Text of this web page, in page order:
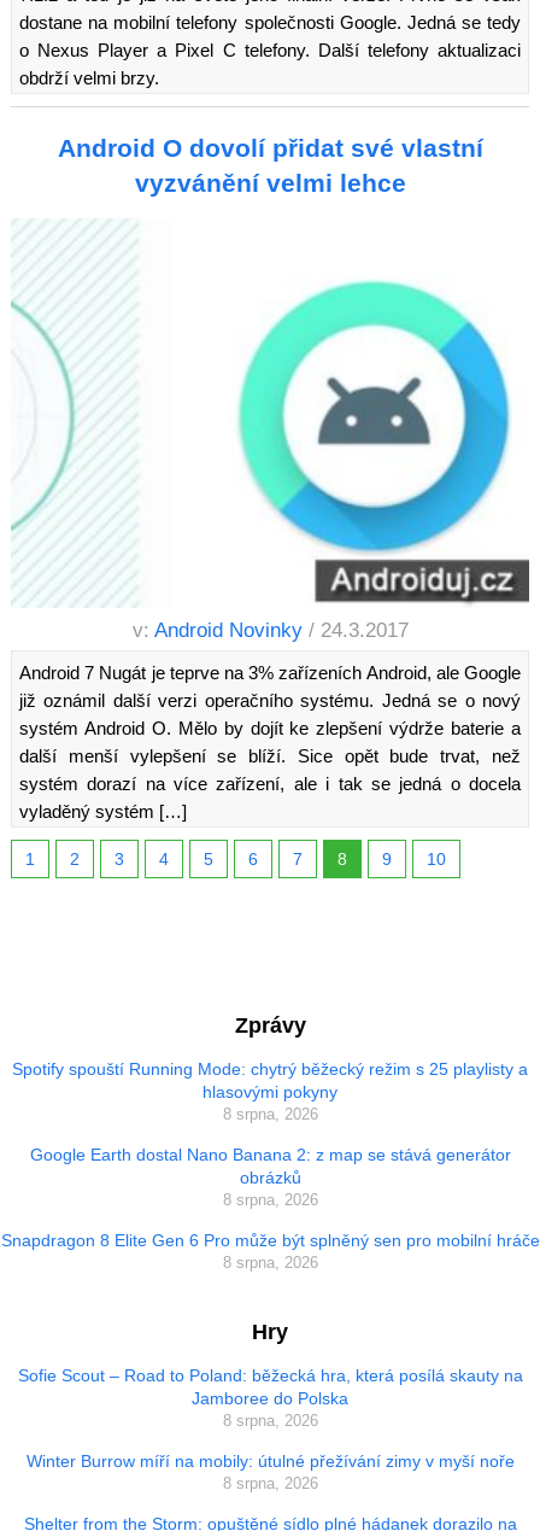
dostane na mobilní telefony společnosti Google. Jedná se tedy
o Nexus Player a Pixel C telefony. Další telefony aktualizaci
obdrží velmi brzy.
Android O dovolí přidat své vlastní
vyzvánění velmi lehce
v: Android Novinky / 24.3.2017
Android 7 Nugát je teprve na 3% zařízeních Android, ale Google
již oznámil další verzi operačního systému. Jedná se o nový
systém Android O. Mělo by dojít ke zlepšení výdrže baterie a
další menší vylepšení se blíží. Sice opět bude trvat, než
systém dorazí na více zařízení, ale i tak se jedná o docela
vyladěný systém […]
1 2 3 4 5 6 7 8 9 10
Zprávy
Spotify spouští Running Mode: chytrý běžecký režim s 25 playlisty a
hlasovými pokyny
8 srpna, 2026
Google Earth dostal Nano Banana 2: z map se stává generátor
obrázků
8 srpna, 2026
Snapdragon 8 Elite Gen 6 Pro může být splněný sen pro mobilní hráče
8 srpna, 2026
Hry
Sofie Scout – Road to Poland: běžecká hra, která posílá skauty na
Jamboree do Polska
8 srpna, 2026
Winter Burrow míří na mobily: útulné přežívání zimy v myší noře
8 srpna, 2026
Shelter from the Storm: opuštěné sídlo plné hádanek dorazilo na